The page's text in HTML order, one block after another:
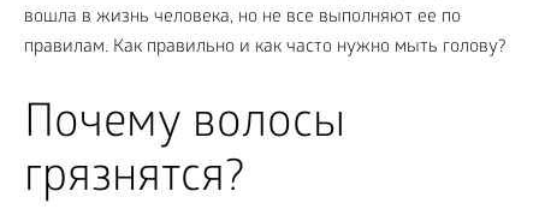
вошла в жизнь человека, но не все выполняют ее по
правилам. Как правильно и как часто нужно мыть голову?
Почему волосы
грязнятся?